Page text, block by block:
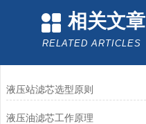
相关文章
RELATED ARTICLES
液压站滤芯选型原则
液压油滤芯工作原理